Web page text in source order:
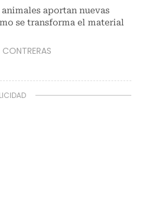
aportan nuevas
se transforma el material